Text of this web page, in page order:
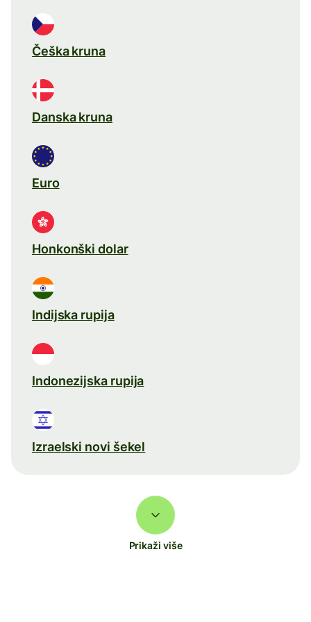
Češka kruna
Danska kruna
Euro
Honkonški dolar
Indijska rupija
Indonezijska rupija
Izraelski novi šekel
Prikaži više